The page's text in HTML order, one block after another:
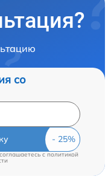
со
c политикой